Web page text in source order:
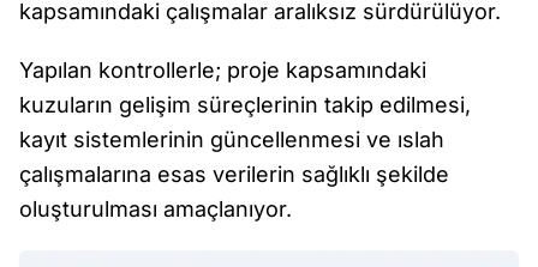
kapsamındaki çalışmalar aralıksız sürdürülüyor.
Yapılan kontrollerle; proje kapsamındaki
kuzuların gelişim süreçlerinin takip edilmesi,
kayıt sistemlerinin güncellenmesi ve ıslah
çalışmalarına esas verilerin sağlıklı şekilde
oluşturulması amaçlanıyor.